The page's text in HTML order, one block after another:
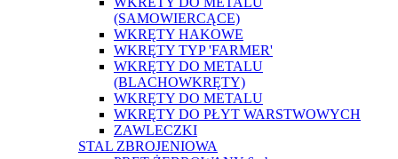
(SAMOWIERCĄCE)
WKRĘTY HAKOWE
WKRĘTY TYP 'FARMER'
WKRĘTY DO METALU
(BLACHOWKRĘTY)
WKRĘTY DO METALU
WKRĘTY DO PŁYT WARSTWOWYCH
ZAWLECZKI
STAL ZBROJENIOWA